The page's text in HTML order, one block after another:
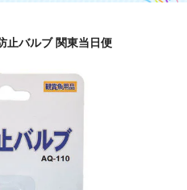
バルブ 関東当日便